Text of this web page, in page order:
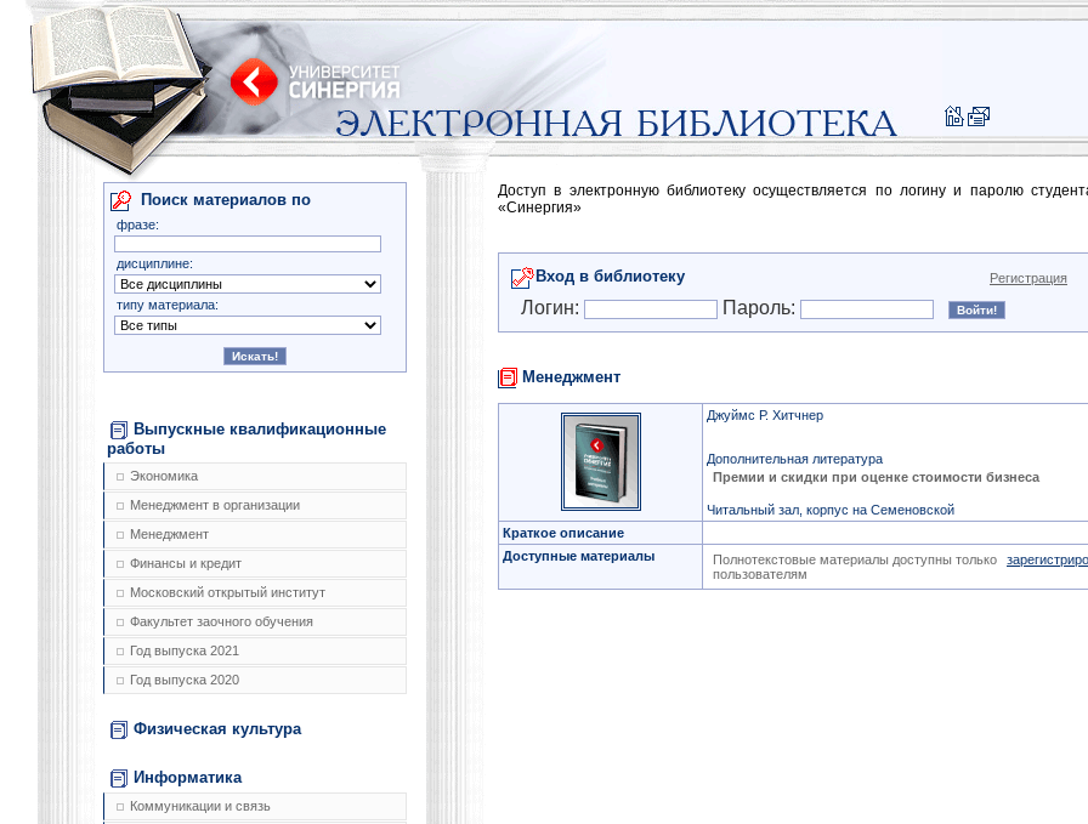
Поиск материалов по
фразе:
дисциплине:
типу материала:
Выпускные квалификационные
работы
Экономика
Менеджмент в организации
Менеджмент
Финансы и кредит
Московский открытый институт
Факультет заочного обучения
Год выпуска 2021
Год выпуска 2020
Физическая культура
Информатика
Коммуникации и связь
Доступ в электронную библиотеку осуществляется по логину и паролю
«Синергия»
Вход в библиотеку Регистрация
Логин: Пароль:
Менеджмент
Джуймс Р. Хитчнер
Дополнительная литература
Премии и скидки при оценке стоимости бизнеса
Читальный зал, корпус на Семеновской
Краткое описание
Доступные материалы
Полнотекстовые материалы доступны только
пользователям